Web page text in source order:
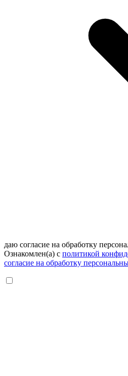
даю согласие на обработку
Ознакомлен(а) с политикой
согласие на обработку